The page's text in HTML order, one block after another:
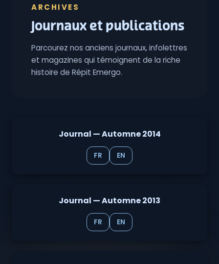
ARCHIVES
Journaux et publications
Parcourez nos anciens journaux, infolettres
et magazines qui témoignent de la riche
histoire de Répit Emergo.
Journal — Automne 2014
FR EN
Journal — Automne 2013
FR EN